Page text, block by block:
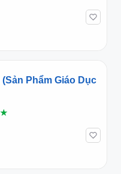
Phẩm Giáo Dục
★